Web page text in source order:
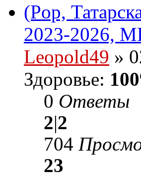
(Pop,
2023-2026,
Leopold49 »
Здоровье: 100
0 Ответы
2|2
704
23